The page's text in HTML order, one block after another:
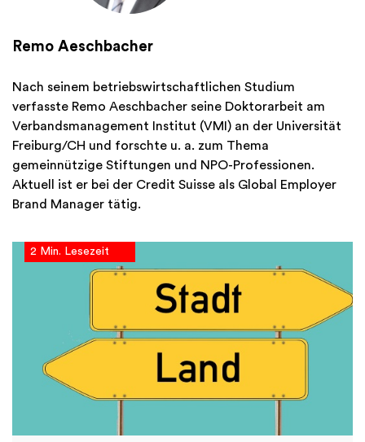
Remo Aeschbacher
Nach seinem betriebswirtschaftlichen Studium
verfasste Remo Aeschbacher seine Doktorarbeit am
Verbandsmanagement Institut (VMI) an der Universität
Freiburg/CH und forschte u. a. zum Thema
gemeinnützige Stiftungen und NPO-Professionen.
Aktuell ist er bei der Credit Suisse als Global Employer
Brand Manager tätig.
2 Min. Lesezeit